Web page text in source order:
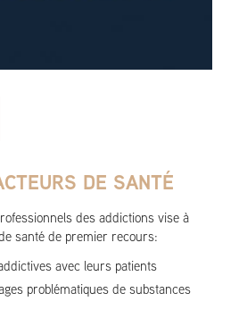
DE SANTÉ
des addictions vise à
santé de premier recours:
avec leurs patients
problématiques de substances